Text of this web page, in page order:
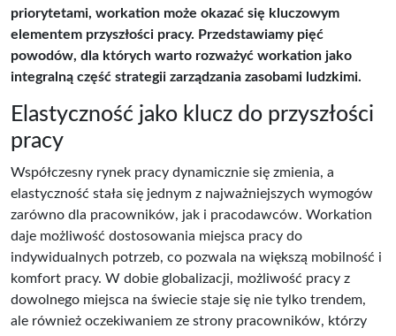
priorytetami, workation może okazać się kluczowym
elementem przyszłości pracy. Przedstawiamy pięć
powodów, dla których warto rozważyć workation jako
integralną część strategii zarządzania zasobami ludzkimi.
Elastyczność jako klucz do przyszłości
pracy
Współczesny rynek pracy dynamicznie się zmienia, a
elastyczność stała się jednym z najważniejszych wymogów
zarówno dla pracowników, jak i pracodawców. Workation
daje możliwość dostosowania miejsca pracy do
indywidualnych potrzeb, co pozwala na większą mobilność i
komfort pracy. W dobie globalizacji, możliwość pracy z
dowolnego miejsca na świecie staje się nie tylko trendem,
ale również oczekiwaniem ze strony pracowników, którzy